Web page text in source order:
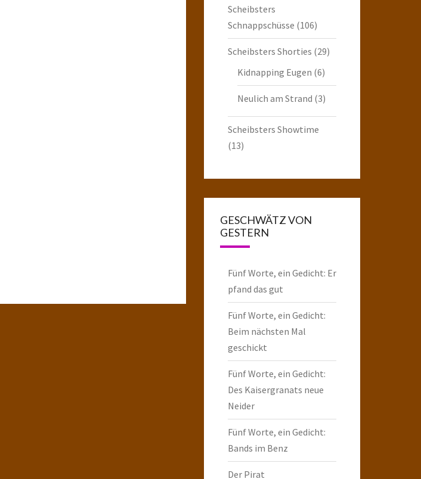
Scheibsters
Schnappschüsse (106)
Scheibsters Shorties (29)
Kidnapping Eugen (6)
Neulich am Strand (3)
Scheibsters Showtime
(13)
GESCHWÄTZ VON
GESTERN
Fünf Worte, ein Gedicht: Er
pfand das gut
Fünf Worte, ein Gedicht:
Beim nächsten Mal
geschickt
Fünf Worte, ein Gedicht:
Des Kaisergranats neue
Neider
Fünf Worte, ein Gedicht:
Bands im Benz
Der Pirat